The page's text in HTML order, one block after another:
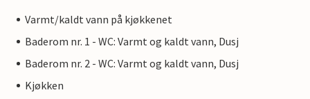
Varmt/kaldt vann på kjøkkenet
Baderom nr. 1 - WC: Varmt og kaldt vann, Dusj
Baderom nr. 2 - WC: Varmt og kaldt vann, Dusj
Kjøkken